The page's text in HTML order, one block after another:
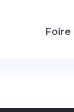
Foire